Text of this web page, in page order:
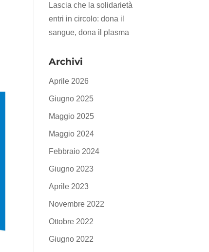
Lascia che la solidarietà
entri in circolo: dona il
sangue, dona il plasma
Archivi
Aprile 2026
Giugno 2025
Maggio 2025
Maggio 2024
Febbraio 2024
Giugno 2023
Aprile 2023
Novembre 2022
Ottobre 2022
Giugno 2022